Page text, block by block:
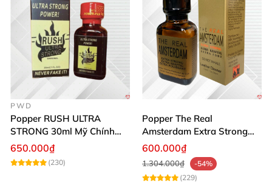
PWD
Popper RUSH ULTRA
STRONG 30ml Mỹ Chính
Hãng Tăng Hưng Phấn
650.000₫
(230)
Popper The Real
Amsterdam Extra Strong
30ml Hưng Phấn Mạnh Mẽ
600.000₫
1.304.000₫
-54%
(229)